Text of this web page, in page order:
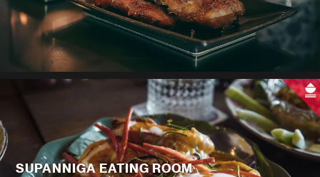
SUPANNIGA EATING ROOM